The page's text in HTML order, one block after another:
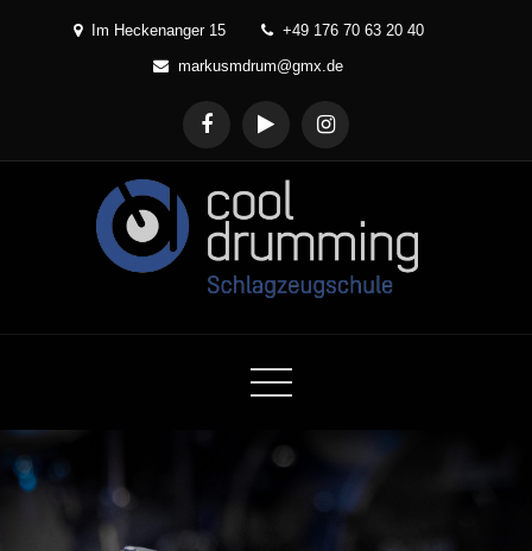
Im Heckenanger 15
+49 176 70 63 20 40
markusmdrum@gmx.de